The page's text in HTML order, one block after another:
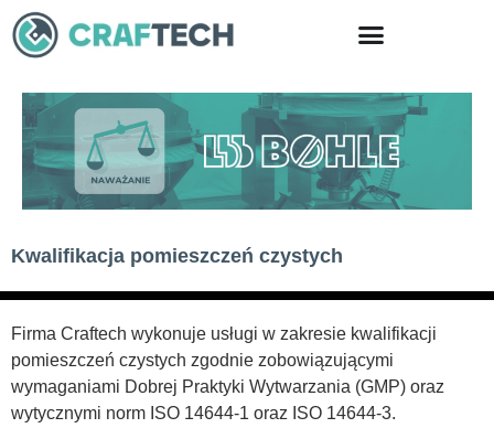
Skip
to
content
Kwalifikacja pomieszczeń czystych
Firma Craftech wykonuje usługi w zakresie kwalifikacji
pomieszczeń czystych zgodnie zobowiązującymi
wymaganiami Dobrej Praktyki Wytwarzania (GMP) oraz
wytycznymi norm ISO 14644-1 oraz ISO 14644-3.